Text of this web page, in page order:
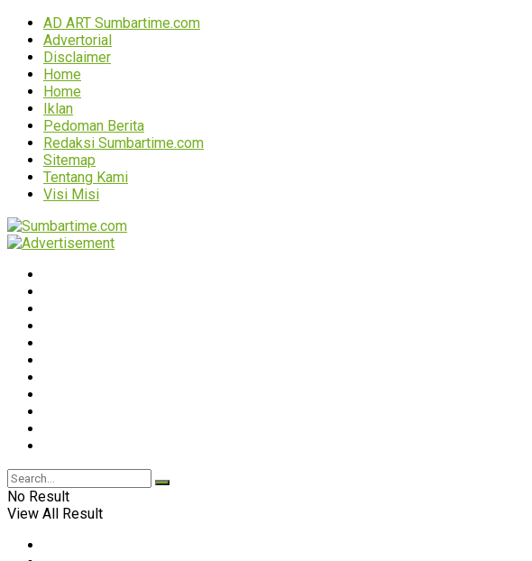
AD ART Sumbartime.com
Advertorial
Disclaimer
Home
Home
Iklan
Pedoman Berita
Redaksi Sumbartime.com
Sitemap
Tentang Kami
Visi Misi
No Result
View All Result